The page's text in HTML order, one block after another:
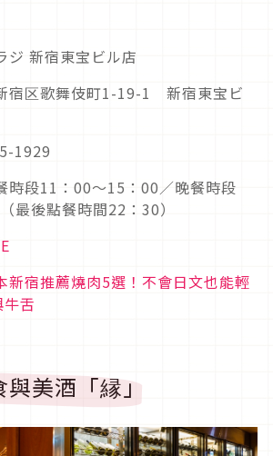
新宿東宝ビル店
宿区歌舞伎町1-19-1 新宿東宝ビ
1929
時段11：00～15：00／晚餐時段
最後點餐時間22：30）
新宿推薦燒肉5選！不會日文也能輕
舌
美酒「縁」